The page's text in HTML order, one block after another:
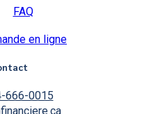
FAQ
en ligne
666-0015